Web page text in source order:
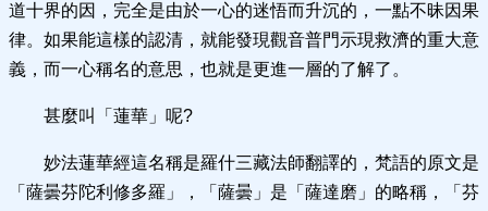
道十界的因，完全是由於一心的迷悟而升沉的，一點不昧因果
律。如果能這樣的認清，就能發現觀音普門示現救濟的重大意
義，而一心稱名的意思，也就是更進一層的了解了。
甚麼叫「蓮華」呢?
妙法蓮華經這名稱是羅什三藏法師翻譯的，梵語的原文是
「薩曇芬陀利修多羅」，「薩曇」是「薩達磨」的略稱，「芬